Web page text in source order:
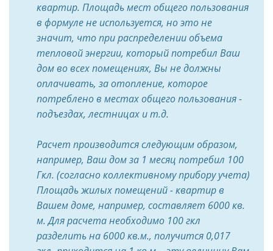
квартир. Площадь мест общего пользования
в формуле не используется, но это не
значит, что при распределении объема
тепловой энергии, который потребил Ваш
дом во всех помещениях, Вы не должны
оплачивать, за отопление, которое
потреблено в местах общего пользования -
подъездах, лестницах и т.д.
Расчет производится следующим образом,
например, Ваш дом за 1 месяц потребил 100
Гкл. (согласно коллективному прибору учета)
Площадь жилых помещений - квартир в
Вашем доме, например, составляет 6000 кв.
м. Для расчета необходимо 100 гкл
разделить на 6000 кв.м., получится 0,017